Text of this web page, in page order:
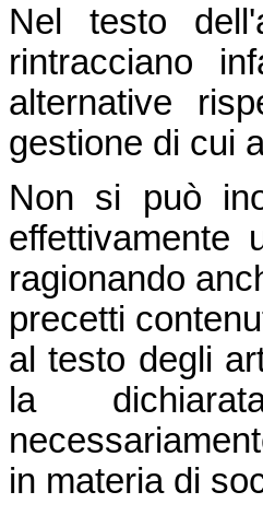
Nel testo
rintracciano
alternative
gestione di cui
Non si può
effettivamente
ragionando
precetti
al testo degli
la
in materia di